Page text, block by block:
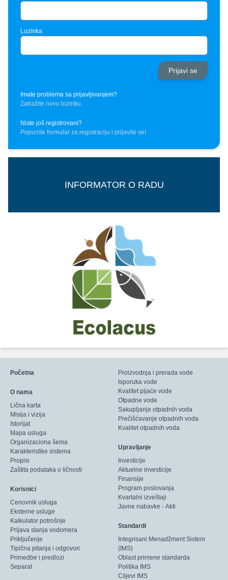
spremnosti sistema donelo je Gradsko veće Grada Subotice.
za tekući mesec, OD STRANE PREDSEDNIKA SKUPŠTINE
uz pismenu izjavu i fotokopiju lične karte.
U našoj evidenciji predsednik skupštine stanara u Vašoj zgradi je
Lozinka
Imate problema sa prijavljivanjem?
Zatražite novu lozinku.
Niste još registrovani?
Popunite formular za registraciju i prijavite se!
INFORMATOR O RADU
Početna
O nama
Lična karta
Misija i vizija
Istorijat
Mapa usluga
Organizaciona šema
Karakteristike sistema
Propisi
Zaštita podataka o ličnosti
Korisnici
Cenovnik usluga
Eksterne usluge
Kalkulator potrošnje
Prijava stanja vodomera
Priključenje
Tipična pitanja i odgovori
Primedbe i predlozi
Separat
Proizvodnja i prerada vode
Isporuka vode
Kvalitet pijaće vode
Otpadne vode
Sakupljanje otpadnih voda
Prečišćavanje otpadnih voda
Kvalitet otpadnih voda
Upravljanje
Investicije
Aktuelne investicije
Finansije
Program poslovanja
Kvartalni izveštaji
Javne nabavke - Akti
Standardi
Integrisani Menadžment Sistem
(IMS)
Oblast primene standarda
Politika IMS
Ciljevi IMS